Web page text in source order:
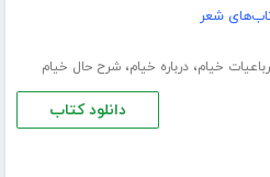
شعر
رباعیات خیام،درباره خیام،شرح حال خیام
دانلود کتاب